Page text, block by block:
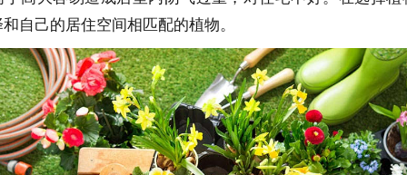
自己的居住空间相匹配的植物。